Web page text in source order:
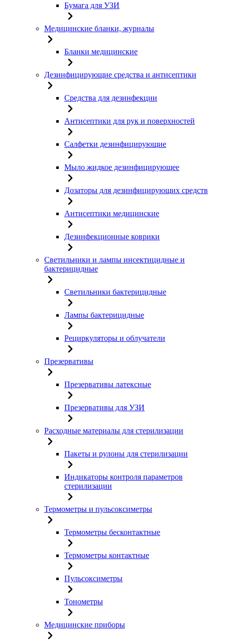
Бумага для УЗИ
Медицинские бланки, журналы
Бланки медицинские
Дезинфицирующие средства и антисептики
Средства для дезинфекции
Антисептики для рук и поверхностей
Салфетки дезинфицирующие
Мыло жидкое дезинфицирующее
Дозаторы для дезинфицирующих средств
Антисептики медицинские
Дезинфекционные коврики
Светильники и лампы инсектицидные и
бактерицидные
Светильники бактерицидные
Лампы бактерицидные
Рециркуляторы и облучатели
Презервативы
Презервативы латексные
Презервативы для УЗИ
Расходные материалы для стерилизации
Пакеты и рулоны для стерилизации
Индикаторы контроля параметров
стерилизации
Термометры и пульсоксиметры
Термометры бесконтактные
Термометры контактные
Пульсоксиметры
Тонометры
Медицинские приборы